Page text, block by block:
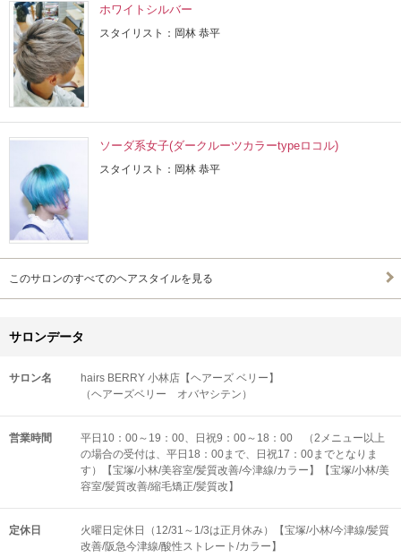
ホワイトシルバー
スタイリスト：岡林 恭平
ソーダ系女子(ダークルーツカラーtypeロコル)
スタイリスト：岡林 恭平
このサロンのすべてのヘアスタイルを見る
サロンデータ
サロン名
hairs BERRY 小林店【ヘアーズ ベリー】
（ヘアーズベリー オバヤシテン）
営業時間
平日10：00～19：00、日祝9：00～18：00 （2メニュー以上
の場合の受付は、平日18：00まで、日祝17：00までとなりま
す）【宝塚/小林/美容室/髪質改善/今津線/カラー】【宝塚/小林/美
容室/髪質改善/縮毛矯正/髪質改】
定休日
火曜日定休日（12/31～1/3は正月休み）【宝塚/小林/今津線/髪質
改善/阪急今津線/酸性ストレート/カラー】